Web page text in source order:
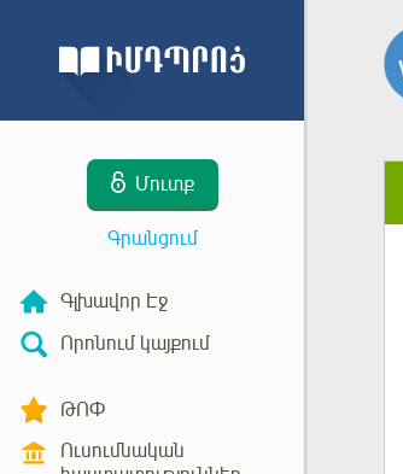
Մուտք
Գրանցում
Գլխավոր Էջ
Որոնում կայքում
ԹՈՓ
Ուսումնական